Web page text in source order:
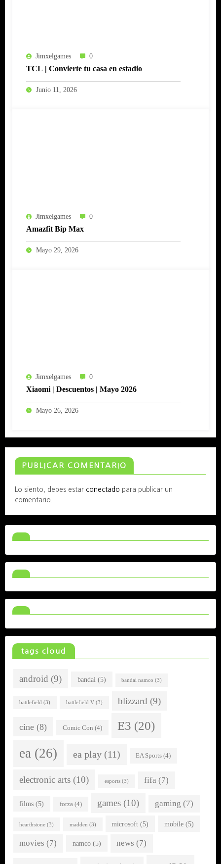
Jimxelgames 0
TCL | Convierte tu casa en estadio
Junio 11, 2026
Jimxelgames 0
Amazfit Bip Max
Mayo 29, 2026
Jimxelgames 0
Xiaomi | Descuentos | Mayo 2026
Mayo 26, 2026
PUBLICAR COMENTARIO
Lo siento, debes estar conectado para publicar un
comentario.
tags cloud
android (9) bandai(5) bandai namco (3)
battlefield (3) battlefield V(3) blizzard (9)
cine (8) Comic Con (4) E3 (20)
ea (26) ea play(11) EA Sports (4)
electronic arts (10) esports(3) fifa (7)
films (5) forza(4) games (10) gaming (7)
hearthstone (3) madden (3) microsoft (5) mobile(5)
movies (7) namco(5) news (7)